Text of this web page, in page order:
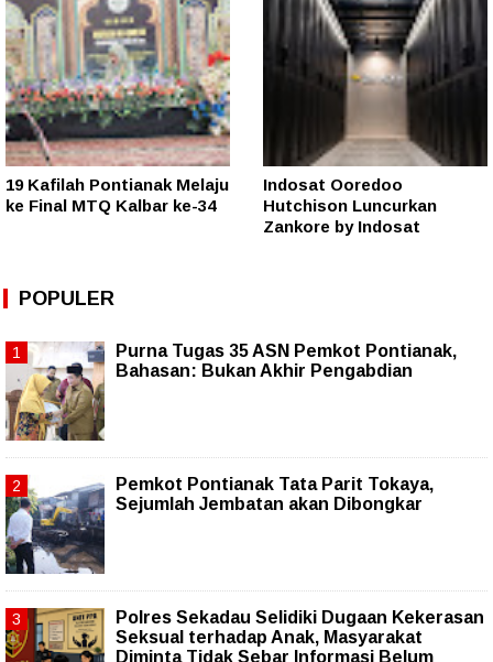
19 Kafilah Pontianak Melaju
ke Final MTQ Kalbar ke-34
Indosat Ooredoo
Hutchison Luncurkan
Zankore by Indosat
POPULER
Purna Tugas 35 ASN Pemkot Pontianak,
Bahasan: Bukan Akhir Pengabdian
Pemkot Pontianak Tata Parit Tokaya,
Sejumlah Jembatan akan Dibongkar
Polres Sekadau Selidiki Dugaan Kekerasan
Seksual terhadap Anak, Masyarakat
Diminta Tidak Sebar Informasi Belum